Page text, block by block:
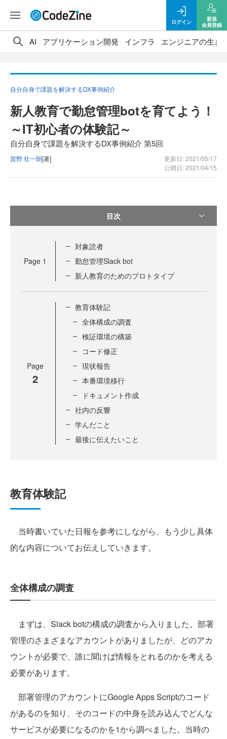
ログイン
新規
会員登録
AI アプリケーション開発 インフラ エンジニアの生き
自分自身で課題を解決するDX事例紹介
新人教育で勤怠管理botを育てよう！
～IT初心者の体験記～
自分自身で課題を解決するDX事例紹介 第5回
賀野 壮一朗[著]
更新日: 2021/05/17
公開日: 2021/04/15
目次
Page 1
対象読者
勤怠管理Slack bot
新人教育のためのプロトタイプ
Page
2
教育体験記
全体構成の調査
検証環境の構築
コード修正
現状報告
本番環境移行
ドキュメント作成
社内の反響
学んだこと
最後に伝えたいこと
教育体験記
当時書いていた日報を参考にしながら、もう少し具体
的な内容についてお伝えしていきます。
全体構成の調査
まずは、Slack botの構成の調査から入りました。部署
管理のさまざまなアカウントがありましたが、どのアカ
ウントが必要で、誰に聞けば情報をとれるのかを考える
必要があります。
部署管理のアカウントにGoogle Apps Scriptのコード
があるのを知り、そのコードの中身を読み込んでどんな
サービスが必要になるのかを1から調べました。当時の